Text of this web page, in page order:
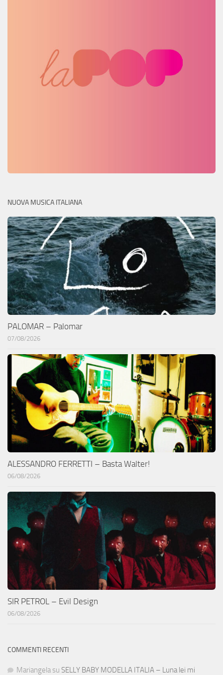
NUOVA MUSICA ITALIANA
PALOMAR – Palomar
07/08/2026
ALESSANDRO FERRETTI – Basta Walter!
06/08/2026
SIR PETROL – Evil Design
06/08/2026
COMMENTI RECENTI
Mariangela su SELLY BABY MODELLA ITALIA – Luna lei mi